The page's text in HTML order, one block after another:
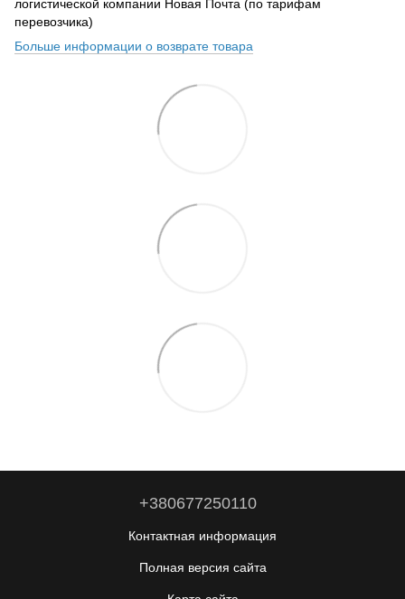
логистической компании Новая Почта (по тарифам
перевозчика)
Больше информации о возврате товара
+380677250110
Контактная информация
Полная версия сайта